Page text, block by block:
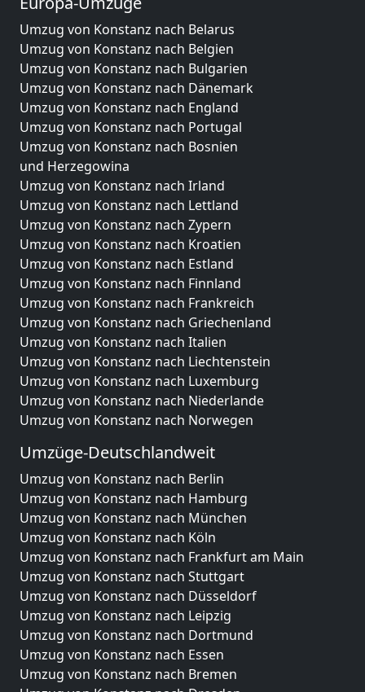
Umzug von Konstanz nach Belarus
Umzug von Konstanz nach Belgien
Umzug von Konstanz nach Bulgarien
Umzug von Konstanz nach Dänemark
Umzug von Konstanz nach England
Umzug von Konstanz nach Portugal
Umzug von Konstanz nach Bosnien
und Herzegowina
Umzug von Konstanz nach Irland
Umzug von Konstanz nach Lettland
Umzug von Konstanz nach Zypern
Umzug von Konstanz nach Kroatien
Umzug von Konstanz nach Estland
Umzug von Konstanz nach Finnland
Umzug von Konstanz nach Frankreich
Umzug von Konstanz nach Griechenland
Umzug von Konstanz nach Italien
Umzug von Konstanz nach Liechtenstein
Umzug von Konstanz nach Luxemburg
Umzug von Konstanz nach Niederlande
Umzug von Konstanz nach Norwegen
Umzüge-Deutschlandweit
Umzug von Konstanz nach Berlin
Umzug von Konstanz nach Hamburg
Umzug von Konstanz nach München
Umzug von Konstanz nach Köln
Umzug von Konstanz nach Frankfurt am Main
Umzug von Konstanz nach Stuttgart
Umzug von Konstanz nach Düsseldorf
Umzug von Konstanz nach Leipzig
Umzug von Konstanz nach Dortmund
Umzug von Konstanz nach Essen
Umzug von Konstanz nach Bremen